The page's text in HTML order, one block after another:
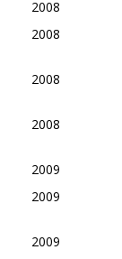
2008
2008
2008
2008
2009
2009
2009